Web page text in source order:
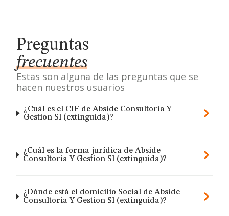
Preguntas
frecuentes
Estas son alguna de las preguntas que se
hacen nuestros usuarios
¿Cuál es el CIF de Abside Consultoria Y
Gestion Sl (extinguida)?
¿Cuál es la forma jurídica de Abside
Consultoria Y Gestion Sl (extinguida)?
¿Dónde está el domicilio Social de Abside
Consultoria Y Gestion Sl (extinguida)?